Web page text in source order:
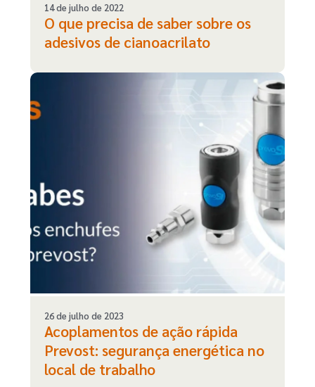
14 de julho de 2022
O que precisa de saber sobre os
adesivos de cianoacrilato
26 de julho de 2023
Acoplamentos de ação rápida
Prevost: segurança energética no
local de trabalho